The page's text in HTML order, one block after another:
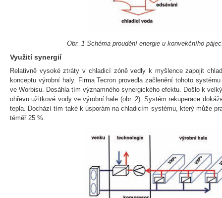
Obr. 1 Schéma proudění energie u konvekčního
Využití synergií
Relativně vysoké ztráty v chladicí zóně vedly k myšlence zapojit
konceptu výrobní haly. Firma Tecron provedla začlenění tohoto
ve Worbisu. Dosáhla tím významného synergického efektu. Došlo k
ohřevu užitkové vody ve výrobní hale (obr. 2). Systém rekuperace
tepla. Dochází tím také k úsporám na chladicím systému, který může
téměř 25 %.